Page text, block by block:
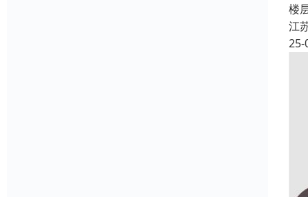
楼
江
25-